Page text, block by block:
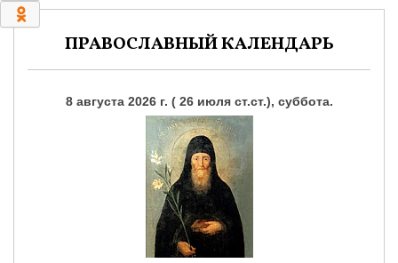
0
ПРАВОСЛАВНЫЙ КАЛЕНДАРЬ
8 августа 2026 г. ( 26 июля ст.ст.), суббота.